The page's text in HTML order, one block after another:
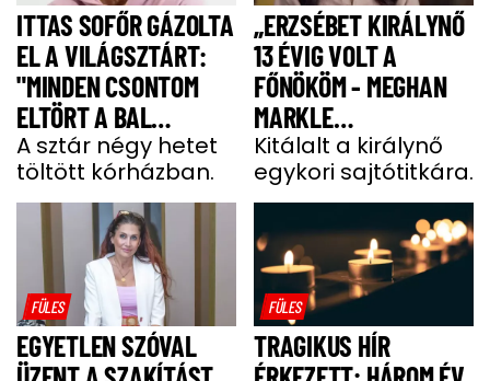
ITTAS SOFŐR GÁZOLTA
EL A VILÁGSZTÁRT:
"MINDEN CSONTOM
ELTÖRT A BAL
OLDALAMON"
A sztár négy hetet
töltött kórházban.
„ERZSÉBET KIRÁLYNŐ
13 ÉVIG VOLT A
FŐNÖKÖM - MEGHAN
MARKLE
MEGJEGYZÉSE
MEGDÖBBENTETT”
Kitálalt a királynő
egykori sajtótitkára.
FÜLES
EGYETLEN SZÓVAL
FÜLES
TRAGIKUS HÍR